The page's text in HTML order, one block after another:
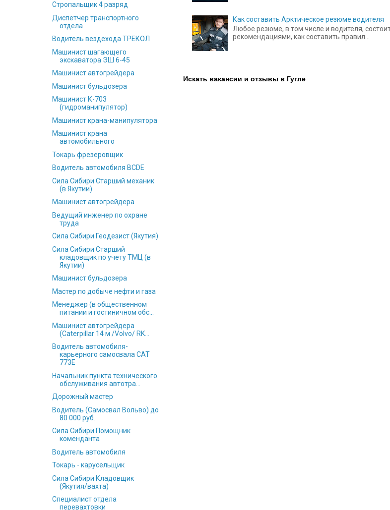
Как составить Арктическое резюме водителя
Любое резюме, в том числе и водителя,
рекомендациями, как составить правил...
Искать вакансии и отзывы в Гугле
Стропальщик 4 разряд
Диспетчер транспортного
отдела
Водитель вездехода ТРЕКОЛ
Машинист шагающего
экскаватора ЭШ 6-45
Машинист автогрейдера
Машинист бульдозера
Машинист К-703
(гидроманипулятор)
Машинист крана-манипулятора
Машинист крана
автомобильного
Токарь фрезеровщик
Водитель автомобиля ВСDE
Сила Сибири Старший механик
(в Якутии)
Машинист автогрейдера
Ведущий инженер по охране
труда
Сила Сибири Геодезист‎ (Якутия)
Сила Сибири Старший
кладовщик по учету ТМЦ (в
Якутии)
Машинист бульдозера
Мастер по добыче нефти и газа
Менеджер (в общественном
питании и гостиничном обс...
Машинист автогрейдера
(Caterpillar 14 м /Volvo/ RK...
Водитель автомобиля-
карьерного самосвала CAT
773E
Начальник пункта технического
обслуживания автотра...
Дорожный мастер
Водитель (Самосвал Вольво) до
80 000 руб.
Сила Сибири Помощник
коменданта
Водитель автомобиля
Токарь - карусельщик
Сила Сибири Кладовщик
(Якутия/вахта)
Специалист отдела
перевахтовки